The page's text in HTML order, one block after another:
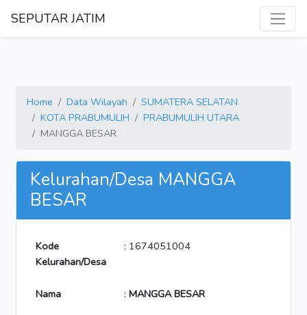
SEPUTAR JATIM
Home Data Wilayah
SUMATERA SELATAN
KOTA PRABUMULIH
PRABUMULIH UTARA
MANGGA BESAR
Kelurahan/Desa MANGGA
BESAR
Kode
Kelurahan/Desa
: 1674051004
Nama : MANGGA BESAR